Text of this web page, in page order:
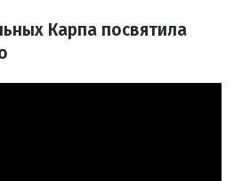
Карпа посвятила